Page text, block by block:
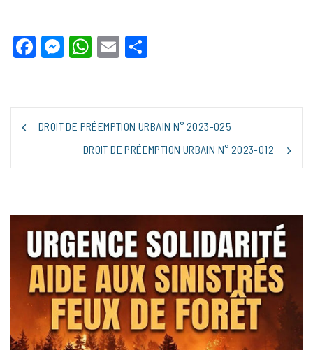
Facebook
Messenger
WhatsApp
Email
NAVIGATION
DE
DROIT DE PRÉEMPTION URBAIN N° 2023-025
DROIT DE PRÉEMPTION URBAIN N° 2023-012